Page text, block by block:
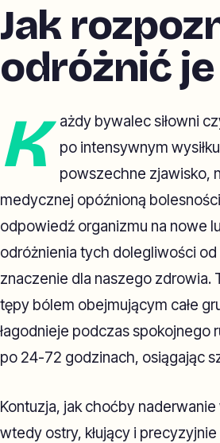
Jak
odróżnić
K
ażdy bywalec siłowni
po intensywnym
powszechne zjawisko,
medycznej opóźnioną
odpowiedź organizmu na nowe
odróżnienia tych dolegliwości
znaczenie dla naszego zdrowia.
tępy bólem obejmującym całe
łagodnieje podczas spokojnego
po 24-72 godzinach, osiągając
Kontuzja, jak choćby
wtedy ostry, kłujący i